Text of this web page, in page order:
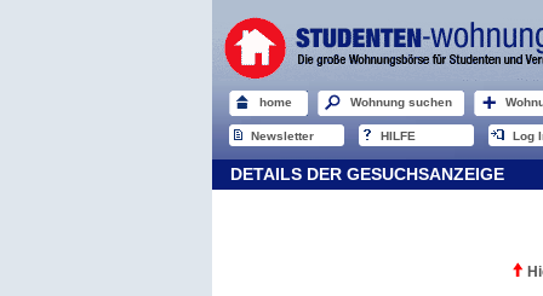
home Wohnung suchen
Newsletter HILFE Log
DETAILS DER GESUCHSANZEIGE